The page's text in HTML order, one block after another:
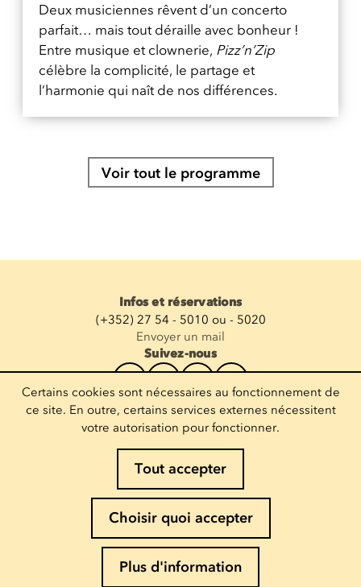
Deux musiciennes rêvent d’un concerto
parfait… mais tout déraille avec bonheur !
Entre musique et clownerie, Pizz’n’Zip
célèbre la complicité, le partage et
l’harmonie qui naît de nos différences.
Voir tout le programme
Infos et réservations
(+352) 27 54 - 5010 ou - 5020
Envoyer un mail
Suivez-nous
Recevoir la newsletter
Entrez votre mail
Politique de Cookies
Politique de confidentialité
Certains cookies sont nécessaires au fonctionnement de
ce site. En outre, certains services externes nécessitent
votre autorisation pour fonctionner.
Tout accepter
Choisir quoi accepter
Plus d'information